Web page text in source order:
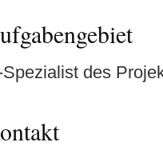
Spezialist des